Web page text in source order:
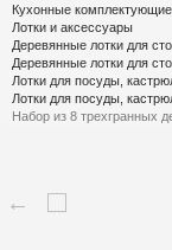
Кухонные комплектующие
Лотки и аксессуары
Деревянные лотки для
Деревянные лотки для
Лотки для посуды,
Лотки для посуды,
Набор из 8 трехгранных